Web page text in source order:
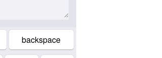
backspace